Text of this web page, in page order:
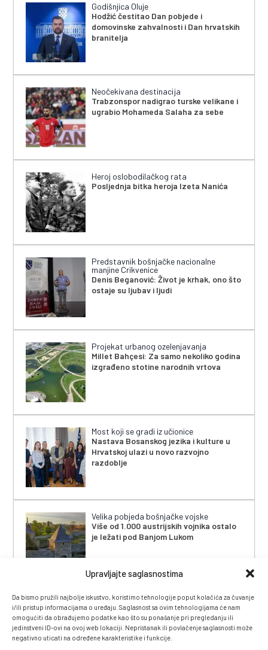
Upravljajte saglasnostima
Da bismo pružili najbolje iskustvo, koristimo tehnologije poput kolačića za čuvanje
i/ili pristup informacijama o uređaju. Saglasnost sa ovim tehnologijama će nam
omogućiti da obrađujemo podatke kao što su ponašanje pri pregledanju ili
jedinstveni ID-ovi na ovoj web lokaciji. Nepristanak ili povlačenje saglasnosti može
negativno uticati na određene karakteristike i funkcije.
Godišnjica Oluje
Hodžić čestitao Dan pobjede i
domovinske zahvalnosti i Dan hrvatskih
branitelja
Neočekivana destinacija
Trabzonspor nadigrao turske velikane i
ugrabio Mohameda Salaha za sebe
Heroj oslobodilačkog rata
Posljednja bitka heroja Izeta Nanića
Predstavnik bošnjačke nacionalne
manjine Crikvenice
Denis Beganović: Život je krhak, ono što
ostaje su ljubav i ljudi
Projekat urbanog ozelenjavanja
Millet Bahçesi: Za samo nekoliko godina
izgrađeno stotine narodnih vrtova
Most koji se gradi iz učionice
Nastava Bosanskog jezika i kulture u
Hrvatskoj ulazi u novo razvojno
razdoblje
Velika pobjeda bošnjačke vojske
Više od 1.000 austrijskih vojnika ostalo
je ležati pod Banjom Lukom